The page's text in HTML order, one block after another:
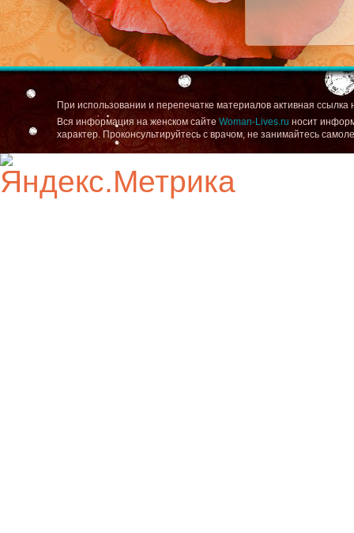
При использовании и перепечатке материалов активная ссылка
Вся информация на женском сайте Woman-Lives.ru носит
характер. Проконсультируйтесь с врачом, не занимайтесь